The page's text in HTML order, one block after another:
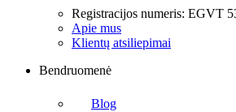
Registracijos numeris: EGVT
Apie mus
Klientų atsiliepimai
Bendruomenė
Blog